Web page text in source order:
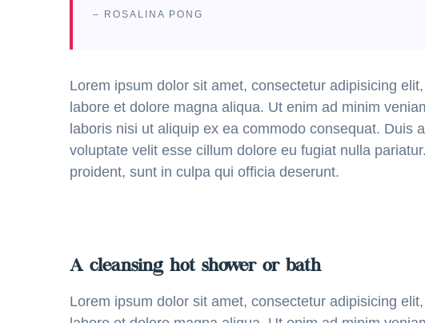
– ROSALINA PONG
Lorem ipsum dolor sit amet, consectetur adipisicing
labore et dolore magna aliqua. Ut enim ad minim
laboris nisi ut aliquip ex ea commodo consequat. Duis
voluptate velit esse cillum dolore eu fugiat nulla
proident, sunt in culpa qui officia deserunt.
A cleansing hot shower or bath
Lorem ipsum dolor sit amet, consectetur adipisicing